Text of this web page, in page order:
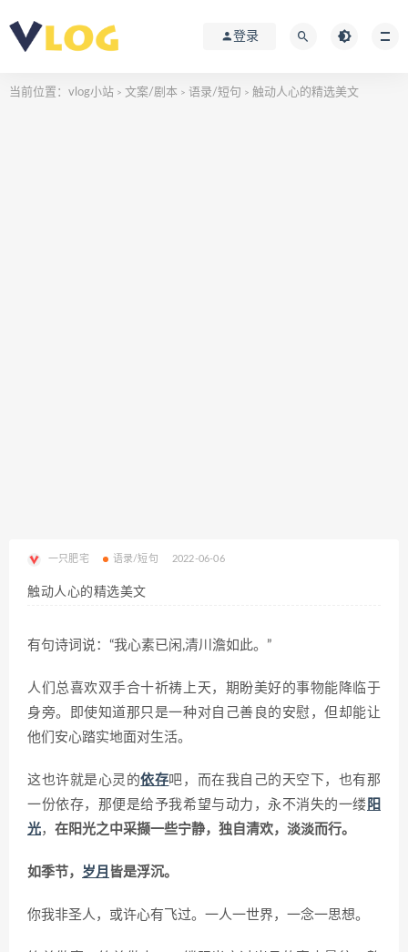
登录
当前位置： vlog小站 > 文案/剧本 > 语录/短句 > 触动人心的精选美文
一只肥宅 语录/短句 2022-06-06
触动人心的精选美文
有句诗词说：“我心素已闲,清川澹如此。”
人们总喜欢双手合十祈祷上天，期盼美好的事物能降临于
身旁。即使知道那只是一种对自己善良的安慰，但却能让
他们安心踏实地面对生活。
这也许就是心灵的依存吧，而在我自己的天空下，也有那
一份依存，那便是给予我希望与动力，永不消失的一缕 阳
光， 在阳光之中采撷一些宁静，独自清欢，淡淡而行。
如季节， 岁月 皆是浮沉。
你我非圣人，或许心有飞过。一人一世界，一念一思想。